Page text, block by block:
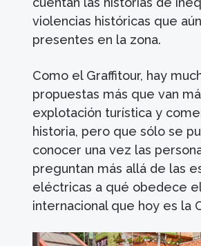
violencias históricas que
presentes en la zona.
Como el Graffitour, hay
propuestas más que van
explotación turística y
historia, pero que sólo se
conocer una vez las
preguntan más allá de las
eléctricas a qué obedece
internacional que hoy es la